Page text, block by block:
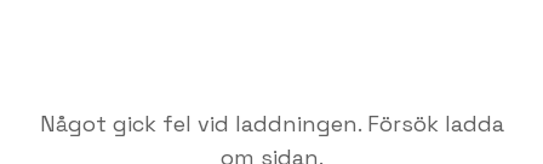
Något gick fel vid laddningen. Försök ladda
om sidan.